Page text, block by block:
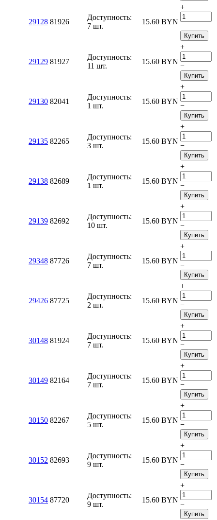
29128 81926
Доступность:
7 шт.
15.60 BYN
+
−
Купить
29129 81927
Доступность:
11 шт.
15.60 BYN
+
−
Купить
29130 82041
Доступность:
1 шт.
15.60 BYN
+
−
Купить
29135 82265
Доступность:
3 шт.
15.60 BYN
+
−
Купить
29138 82689
Доступность:
1 шт.
15.60 BYN
+
−
Купить
29139 82692
Доступность:
10 шт.
15.60 BYN
+
−
Купить
29348 87726
Доступность:
7 шт.
15.60 BYN
+
−
Купить
29426 87725
Доступность:
2 шт.
15.60 BYN
+
−
Купить
30148 81924
Доступность:
7 шт.
15.60 BYN
+
−
Купить
30149 82164
Доступность:
7 шт.
15.60 BYN
+
−
Купить
30150 82267
Доступность:
5 шт.
15.60 BYN
+
−
Купить
30152 82693
Доступность:
9 шт.
15.60 BYN
+
−
Купить
30154 87720
Доступность:
9 шт.
15.60 BYN
+
−
Купить